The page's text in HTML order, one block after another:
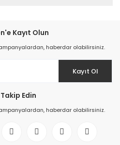
Kayıt Olun
haberdar olabilirsiniz.
Kayıt Ol
Edin
haberdar olabilirsiniz.